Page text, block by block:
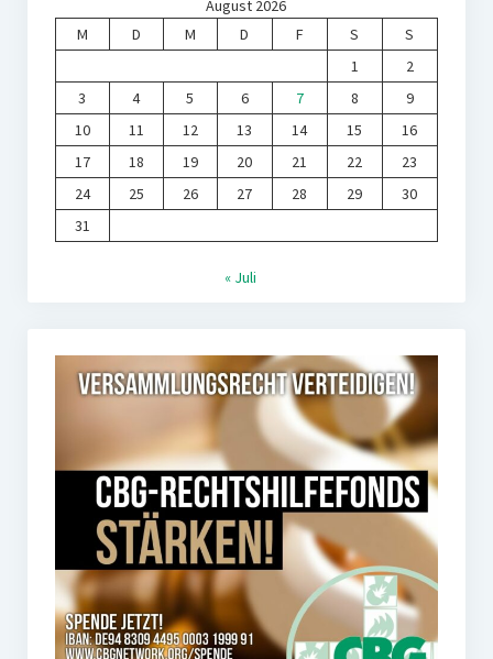
August 2026
M
D M D F S
S
1
2
3
4 5 6 7 8
9
10
11 12 13 14 15
16
17
18 19 20 21 22
23
24
25 26 27 28 29
30
31
« Juli